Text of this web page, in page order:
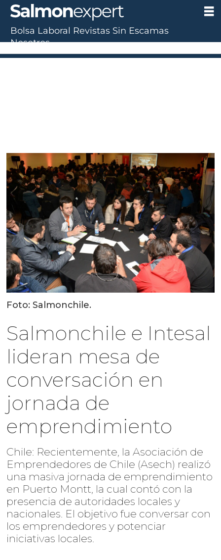
Foto: Salmonchile.
Salmonchile e Intesal
lideran mesa de
conversación en
jornada de
emprendimiento
Chile: Recientemente, la Asociación de
Emprendedores de Chile (Asech) realizó
una masiva jornada de emprendimiento
en Puerto Montt, la cual contó con la
presencia de autoridades locales y
nacionales. El objetivo fue conversar con
los emprendedores y potenciar
iniciativas locales.
Bolsa Laboral Revistas Sin Escamas
Nosotros